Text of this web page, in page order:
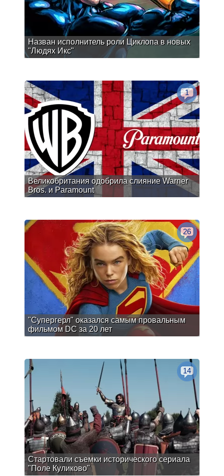
Назван исполнитель роли Циклопа в новых
"Людях Икс"
Великобритания одобрила слияние Warner
Bros. и Paramount
1
"Супергерл" оказался самым провальным
фильмом DC за 20 лет
26
Стартовали съемки исторического сериала
"Поле Куликово"
14